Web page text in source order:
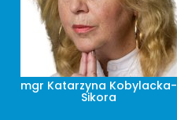
mgr Katarzyna Kobylacka-
Sikora